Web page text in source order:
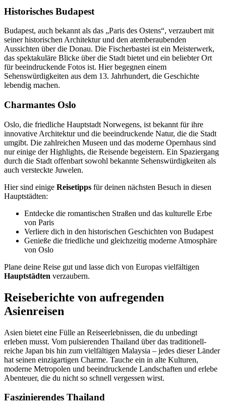
Historisches Budapest
Budapest, auch bekannt als das „Paris des Ostens“, verzaubert mit
seiner historischen Architektur und den atemberaubenden
Aussichten über die Donau. Die Fischerbastei ist ein Meisterwerk,
das spektakuläre Blicke über die Stadt bietet und ein beliebter Ort
für beeindruckende Fotos ist. Hier begegnen einem
Sehenswürdigkeiten aus dem 13. Jahrhundert, die Geschichte
lebendig machen.
Charmantes Oslo
Oslo, die friedliche Hauptstadt Norwegens, ist bekannt für ihre
innovative Architektur und die beeindruckende Natur, die die Stadt
umgibt. Die zahlreichen Museen und das moderne Opernhaus sind
nur einige der Highlights, die Reisende begeistern. Ein Spaziergang
durch die Stadt offenbart sowohl bekannte Sehenswürdigkeiten als
auch versteckte Juwelen.
Hier sind einige Reisetipps für deinen nächsten Besuch in diesen
Hauptstädten:
Entdecke die romantischen Straßen und das kulturelle Erbe
von Paris
Verliere dich in den historischen Geschichten von Budapest
Genieße die friedliche und gleichzeitig moderne Atmosphäre
von Oslo
Plane deine Reise gut und lasse dich von Europas vielfältigen
Hauptstädten verzaubern.
Reiseberichte von aufregenden
Asienreisen
Asien bietet eine Fülle an Reiseerlebnissen, die du unbedingt
erleben musst. Vom pulsierenden Thailand über das traditionell-
reiche Japan bis hin zum vielfältigen Malaysia – jedes dieser Länder
hat seinen einzigartigen Charme. Tauche ein in alte Kulturen,
moderne Metropolen und beeindruckende Landschaften und erlebe
Abenteuer, die du nicht so schnell vergessen wirst.
Faszinierendes Thailand